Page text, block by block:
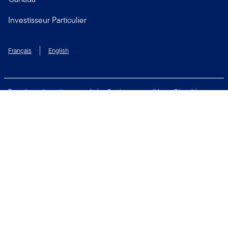
Investisseur Particulier
Français English
Taux de rendement personnalisé Services accessibles
Sécurité